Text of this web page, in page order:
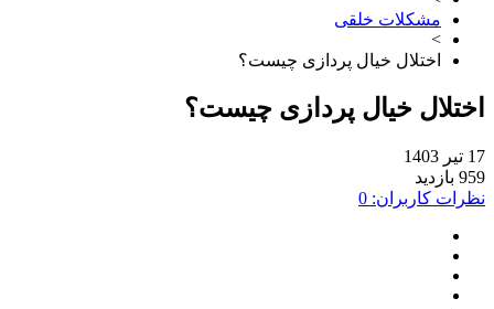
مشکلات خلقی
اختلال خیال پردازی چیست؟
خیال پردازی چیست؟
کاربران: 0